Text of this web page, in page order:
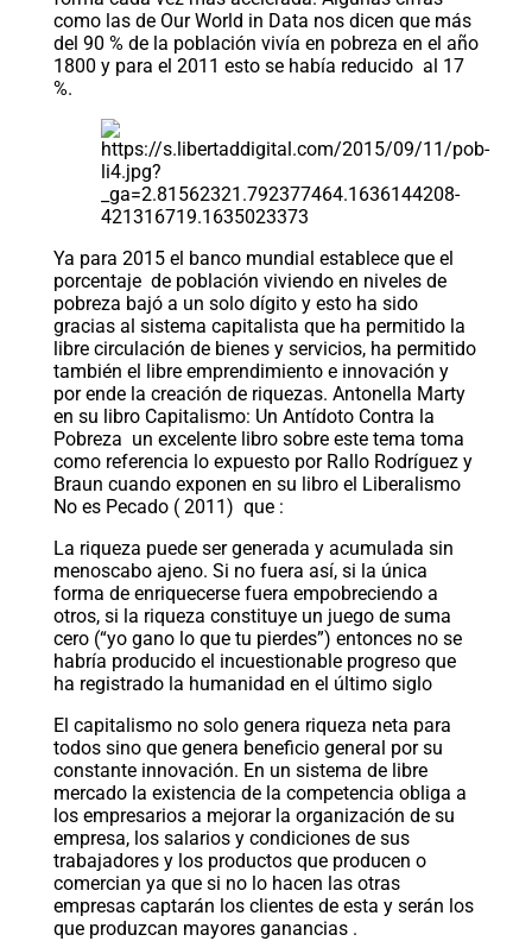
como las de Our World in Data nos dicen que más
del 90 % de la población vivía en pobreza en el año
1800 y para el 2011 esto se había reducido al 17
%.
Ya para 2015 el banco mundial establece que el
porcentaje de población viviendo en niveles de
pobreza bajó a un solo dígito y esto ha sido
gracias al sistema capitalista que ha permitido la
libre circulación de bienes y servicios, ha permitido
también el libre emprendimiento e innovación y
por ende la creación de riquezas. Antonella Marty
en su libro Capitalismo: Un Antídoto Contra la
Pobreza un excelente libro sobre este tema toma
como referencia lo expuesto por Rallo Rodríguez y
Braun cuando exponen en su libro el Liberalismo
No es Pecado ( 2011) que :
La riqueza puede ser generada y acumulada sin
menoscabo ajeno. Si no fuera así, si la única
forma de enriquecerse fuera empobreciendo a
otros, si la riqueza constituye un juego de suma
cero (“yo gano lo que tu pierdes”) entonces no se
habría producido el incuestionable progreso que
ha registrado la humanidad en el último siglo
El capitalismo no solo genera riqueza neta para
todos sino que genera beneficio general por su
constante innovación. En un sistema de libre
mercado la existencia de la competencia obliga a
los empresarios a mejorar la organización de su
empresa, los salarios y condiciones de sus
trabajadores y los productos que producen o
comercian ya que si no lo hacen las otras
empresas captarán los clientes de esta y serán los
que produzcan mayores ganancias .